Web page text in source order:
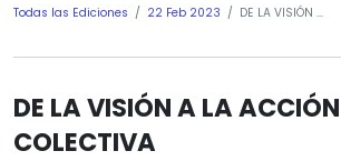
Todas las Ediciones 22 Feb 2023 DE LA VISIÓN ...
DE LA VISIÓN A LA ACCIÓN
COLECTIVA